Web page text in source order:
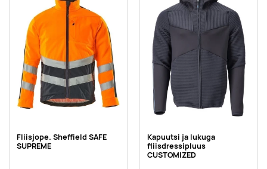
Fliisjope. Sheffield SAFE
SUPREME
Kapuutsi ja lukuga
fliisdressipluus
CUSTOMIZED